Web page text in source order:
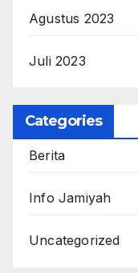
Agustus 2023
Juli 2023
Categories
Berita
Info Jamiyah
Uncategorized